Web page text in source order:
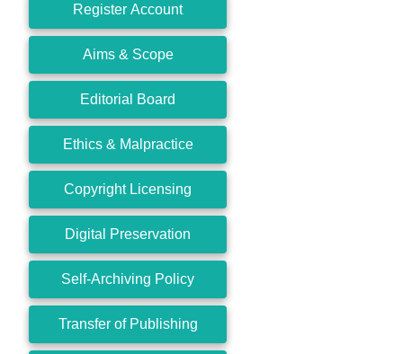
Register Account
Aims & Scope
Editorial Board
Ethics & Malpractice
Copyright Licensing
Digital Preservation
Self-Archiving Policy
Transfer of Publishing